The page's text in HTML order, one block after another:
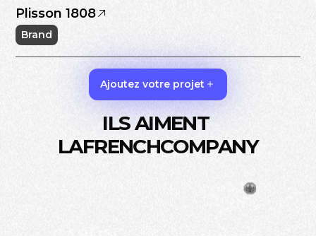
Plisson 1808
Brand
Ajoutez votre projet
ILS AIMENT
LAFRENCHCOMPANY